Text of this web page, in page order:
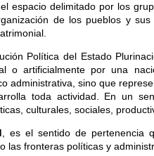
espacio delimitado por los
de los pueblos y
Política del Estado
o artificialmente por una
administrativa, sino que
toda actividad. En un
culturales, sociales,
, es el sentido de pertenencia
las fronteras políticas y